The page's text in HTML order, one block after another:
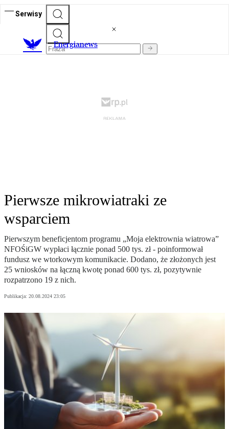
Serwisy
Energianews
Pierwsze mikrowiatraki ze
wsparciem
Pierwszym beneficjentom programu „Moja elektrownia wiatrowa”
NFOŚiGW wypłaci łącznie ponad 500 tys. zł - poinformował
fundusz we wtorkowym komunikacie. Dodano, że złożonych jest
25 wniosków na łączną kwotę ponad 600 tys. zł, pozytywnie
rozpatrzono 19 z nich.
Publikacja: 20.08.2024 23:05